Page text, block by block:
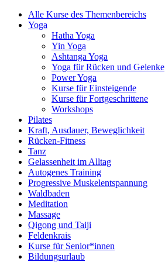
Alle Kurse des Themenbereichs
Yoga
Hatha Yoga
Yin Yoga
Ashtanga Yoga
Yoga für Rücken und Gelenke
Power Yoga
Kurse für Einsteigende
Kurse für Fortgeschrittene
Workshops
Pilates
Kraft, Ausdauer, Beweglichkeit
Rücken-Fitness
Tanz
Gelassenheit im Alltag
Autogenes Training
Progressive Muskelentspannung
Waldbaden
Meditation
Massage
Qigong und Taiji
Feldenkrais
Kurse für Senior*innen
Bildungsurlaub